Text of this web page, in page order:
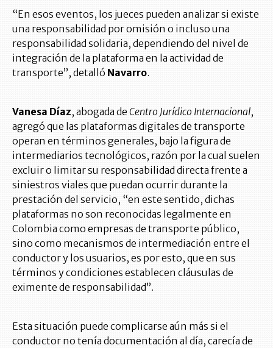
“En esos eventos, los jueces pueden analizar si existe
una responsabilidad por omisión o incluso una
responsabilidad solidaria, dependiendo del nivel de
integración de la plataforma en la actividad de
transporte”, detalló Navarro.
Vanesa Díaz, abogada de Centro Jurídico Internacional,
agregó que las plataformas digitales de transporte
operan en términos generales, bajo la figura de
intermediarios tecnológicos, razón por la cual suelen
excluir o limitar su responsabilidad directa frente a
siniestros viales que puedan ocurrir durante la
prestación del servicio, “en este sentido, dichas
plataformas no son reconocidas legalmente en
Colombia como empresas de transporte público,
sino como mecanismos de intermediación entre el
conductor y los usuarios, es por esto, que en sus
términos y condiciones establecen cláusulas de
eximente de responsabilidad”.
Esta situación puede complicarse aún más si el
conductor no tenía documentación al día, carecía de